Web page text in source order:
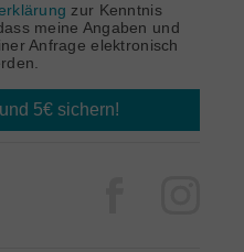
zur Kenntnis
meine Angaben und
Anfrage elektronisch
5€ sichern!